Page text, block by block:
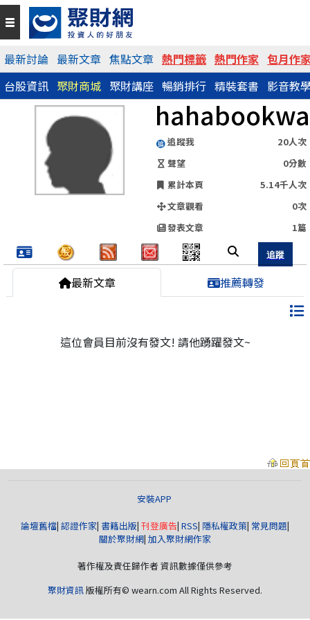
最新討論 最新文章 焦點文章 熱門標籤 熱門作家 包月作
台股資訊 聚財商城 聚財講座 暢銷排行 精裝套書 影音教
追蹤我
20人次
聲望
0分數
累計本頁
5.14千人次
文章觀看
0次
發表文章
1篇
QR Code
https://www.wearn.com/blog.asp?id=82778 分享網址
最新文章 推薦轉發
這位會員目前沒有發文! 請他踴躍發文~
安裝APP
論壇舊檔| 認證作家| 書籍出版| 刊登廣告| RSS| 隱私權政策| 常見問題|
關於聚財網| 加入聚財網作家
著作權及責任歸作者 資訊數據僅供參考
聚財資訊版權所有© wearn.com All Rights Reserved.